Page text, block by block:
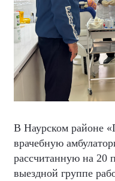
В Наурском районе
врачебную
рассчитанную на 20
выездной группе